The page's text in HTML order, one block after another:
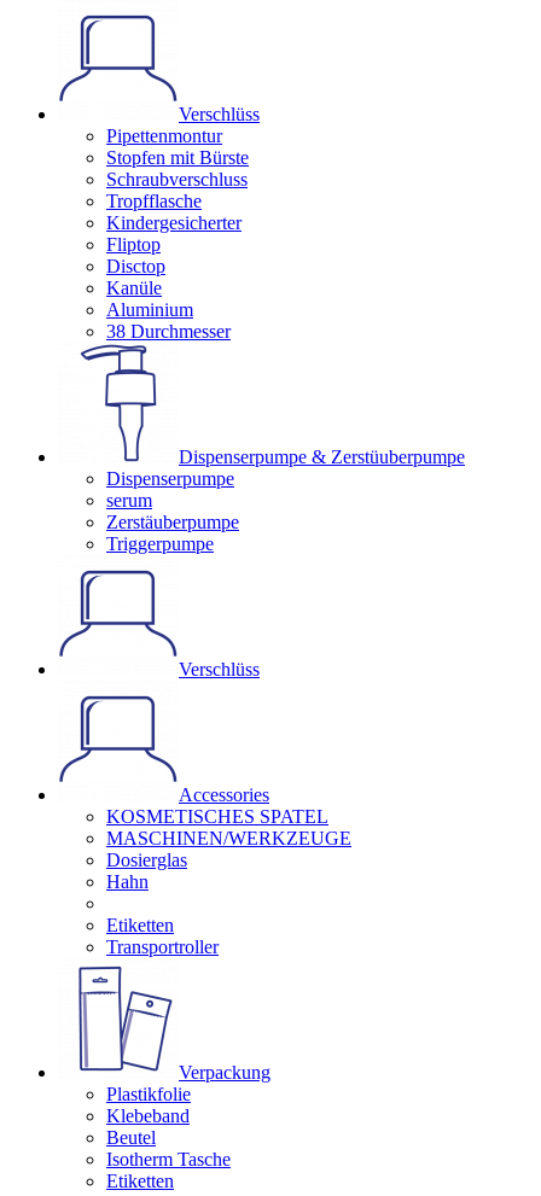
Verschlüss
Pipettenmontur
Stopfen mit Bürste
Schraubverschluss
Tropfflasche
Kindergesicherter
Fliptop
Disctop
Kanüle
Aluminium
38 Durchmesser
Dispenserpumpe & Zerstüuberpumpe
Dispenserpumpe
serum
Zerstäuberpumpe
Triggerpumpe
Verschlüss
Accessories
KOSMETISCHES SPATEL
MASCHINEN/WERKZEUGE
Dosierglas
Hahn
Etiketten
Transportroller
Verpackung
Plastikfolie
Klebeband
Beutel
Isotherm Tasche
Etiketten